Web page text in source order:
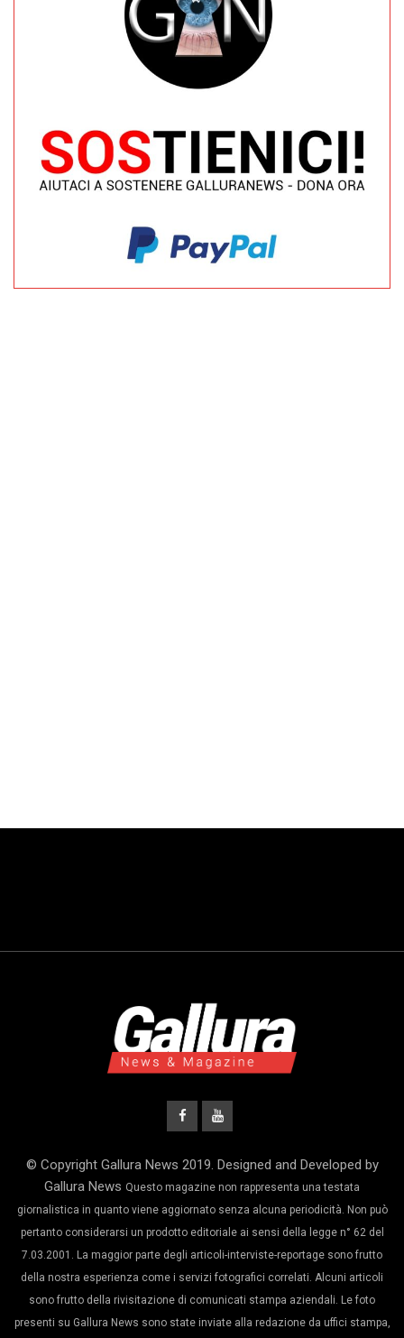
© Copyright Gallura News 2019. Designed and Developed by
Gallura News Questo magazine non rappresenta una testata
giornalistica in quanto viene aggiornato senza alcuna periodicità. Non può
pertanto considerarsi un prodotto editoriale ai sensi della legge n° 62 del
7.03.2001. La maggior parte degli articoli-interviste-reportage sono frutto
della nostra esperienza come i servizi fotografici correlati. Alcuni articoli
sono frutto della rivisitazione di comunicati stampa aziendali. Le foto
presenti su Gallura News sono state inviate alla redazione da uffici stampa,